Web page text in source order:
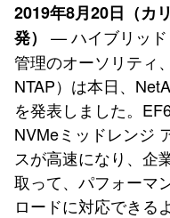
2019年8月20日（カ
発）
— ハイブリッド
管理のオーソリティ
NTAP）は本日、
を発表しました。
NVMeミッドレンジ
スが高速になり、企
取って、パフォーマ
ロードに対応できる